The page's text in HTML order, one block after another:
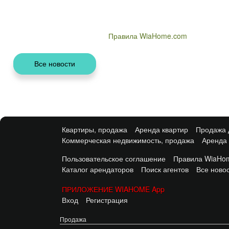
Правила WiaHome.com
Квартиры, продажа Аренда квартир
Продажа
Коммерческая недвижимость, продажа
Аренда
Пользовательское соглашение
Правила
Каталог арендаторов
Поиск агентов
Все
ПРИЛОЖЕНИЕ WIAHOME App
Вход
Регистрация
Продажа